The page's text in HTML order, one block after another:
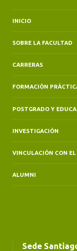
INICIO
SOBRE LA FACULTAD
CARRERAS
FORMACIÓN
POSTGRADO Y
INVESTIGACIÓN
VINCULACIÓN CON
ALUMNI
Sede